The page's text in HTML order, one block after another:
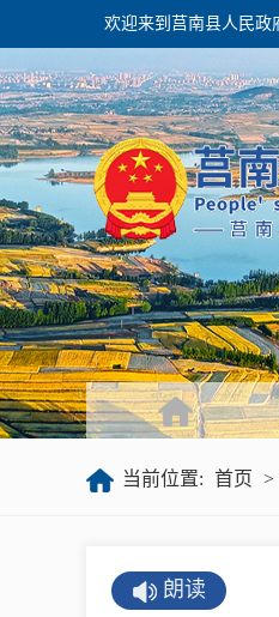
欢迎来到莒南县人民政
当前位置: 首页 >
朗读